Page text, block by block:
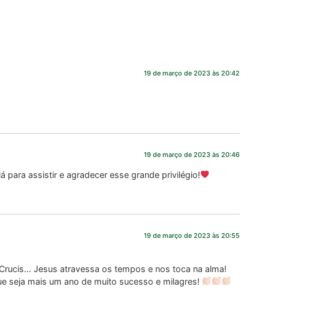
19 de março de 2023 às 20:42
19 de março de 2023 às 20:46
para assistir e agradecer esse grande privilégio!
19 de março de 2023 às 20:55
Jesus atravessa os tempos e nos toca na alma!
seja mais um ano de muito sucesso e milagres!